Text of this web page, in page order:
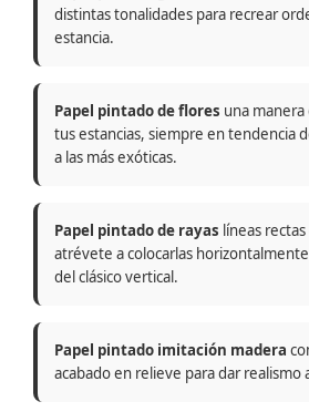
distintas tonalidades para recrear
estancia.
Papel pintado de flores una
tus estancias, siempre en tendencia
a las más exóticas.
Papel pintado de rayas líneas
atrévete a colocarlas
del clásico vertical.
Papel pintado imitación madera
acabado en relieve para dar realismo